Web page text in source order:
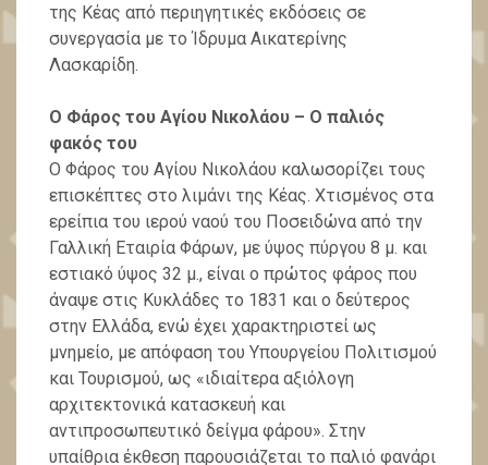
της Κέας από περιηγητικές εκδόσεις σε
συνεργασία με το Ίδρυμα Αικατερίνης
Λασκαρίδη.
Ο Φάρος του Αγίου Νικολάου – Ο παλιός
φακός του
Ο Φάρος του Αγίου Νικολάου καλωσορίζει τους
επισκέπτες στο λιμάνι της Κέας. Χτισμένος στα
ερείπια του ιερού ναού του Ποσειδώνα από την
Γαλλική Εταιρία Φάρων, με ύψος πύργου 8 μ. και
εστιακό ύψος 32 μ., είναι ο πρώτος φάρος που
άναψε στις Κυκλάδες το 1831 και ο δεύτερος
στην Ελλάδα, ενώ έχει χαρακτηριστεί ως
μνημείο, με απόφαση του Υπουργείου Πολιτισμού
και Τουρισμού, ως «ιδιαίτερα αξιόλογη
αρχιτεκτονικά κατασκευή και
αντιπροσωπευτικό δείγμα φάρου». Στην
υπαίθρια έκθεση παρουσιάζεται το παλιό φανάρι